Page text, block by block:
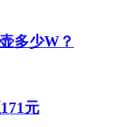
多少W？
元